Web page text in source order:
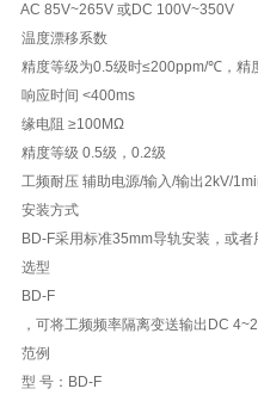
AC 85V~265V 或DC 100V~350V
温度漂移系数
精度等级为0.5级时≤200ppm/℃，精
响应时间 <400ms
缘电阻 ≥100MΩ
精度等级 0.5级，0.2级
工频耐压 辅助电源/输入/输出2kV/
安装方式
BD-F采用标准35mm导轨安装，或者
选型
BD-F
，可将工频频率隔离变送输出DC
范例
型 号：BD-F